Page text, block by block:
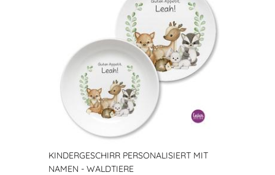
KINDERGESCHIRR PERSONALISIERT MIT
NAMEN - WALDTIERE